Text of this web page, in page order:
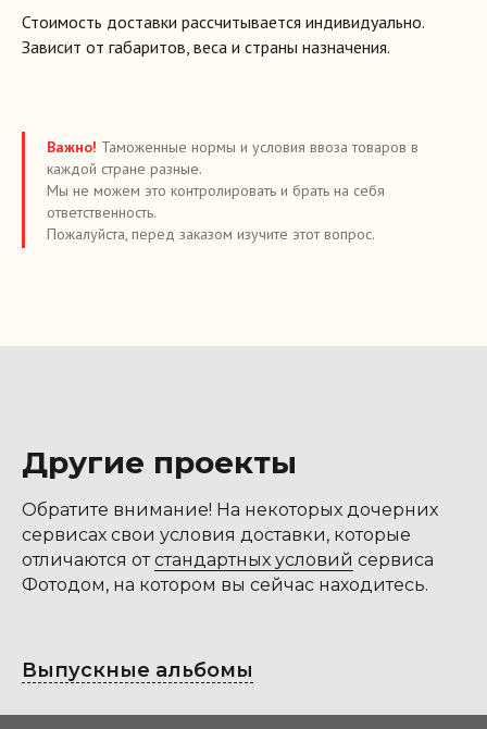
Стоимость доставки рассчитывается индивидуально.
Зависит от габаритов, веса и страны назначения.
Важно! Таможенные нормы и условия ввоза товаров в
каждой стране разные.
Мы не можем это контролировать и брать на себя
ответственность.
Пожалуйста, перед заказом изучите этот вопрос.
Другие проекты
Обратите внимание! На некоторых дочерних
сервисах свои условия доставки, которые
отличаются отстандартных условий сервиса
Фотодом, на котором вы сейчас находитесь.
Выпускные альбомы